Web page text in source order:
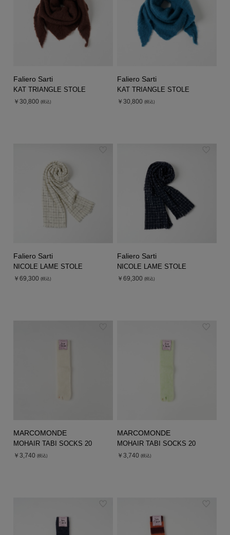
Faliero Sarti
KAT TRIANGLE STOLE
￥30,800 (税込)
Faliero Sarti
KAT TRIANGLE STOLE
￥30,800 (税込)
Faliero Sarti
NICOLE LAME STOLE
￥69,300 (税込)
Faliero Sarti
NICOLE LAME STOLE
￥69,300 (税込)
MARCOMONDE
MOHAIR TABI SOCKS 20
￥3,740 (税込)
MARCOMONDE
MOHAIR TABI SOCKS 20
￥3,740 (税込)